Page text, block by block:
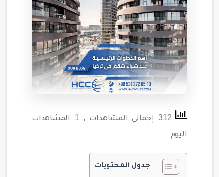
, 1 المشاهدات
اليوم
جدول المحتويات